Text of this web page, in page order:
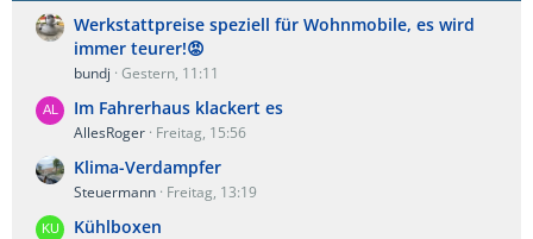
Werkstattpreise speziell für Wohnmobile, es wird
immer teurer!😡
bundj Gestern, 11:11
Im Fahrerhaus klackert es
AllesRoger Freitag, 15:56
Klima-Verdampfer
Steuermann Freitag, 13:19
Kühlboxen